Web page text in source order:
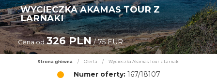
WYCIECZKA AKAMAS TOUR Z
LARNAKI
Cena od 326 PLN/ 75 EUR
Strona główna / Oferta / Wycieczka Akamas Tour z Larnaki
Numer oferty:167/18107